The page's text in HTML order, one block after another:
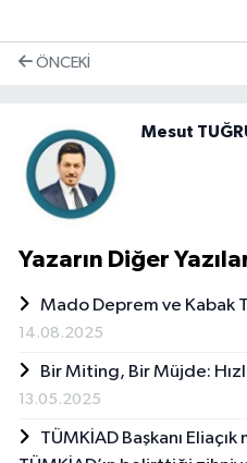
ÖNCEKI
Mesut
Yazarın Diğer
Mado Deprem ve Kabak
14.08.2025
Bir Miting, Bir Müjde:
13.05.2025
TÜMKİAD Başkanı Eliaçık